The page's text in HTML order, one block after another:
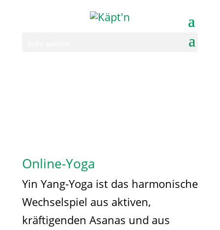
Online-Yoga
Yin Yang-Yoga ist das harmonische
Wechselspiel aus aktiven,
kräftigenden Asanas und aus